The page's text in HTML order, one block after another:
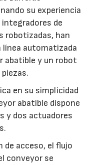
su experiencia
de
robotizadas, han
línea automatizada
abatible y un robot
en su simplicidad
abatible dispone
y dos actuadores
de acceso, el flujo
conveyor se